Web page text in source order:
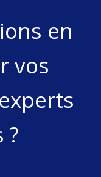
en
vos
?